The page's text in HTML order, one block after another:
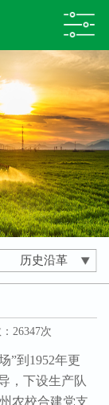
历史沿革
26347次
”到 1952年更
，下设生产队
农校合建党支